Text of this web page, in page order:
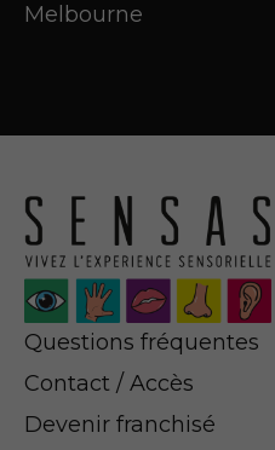
Melbourne
Questions fréquentes
Contact / Accès
Devenir franchisé